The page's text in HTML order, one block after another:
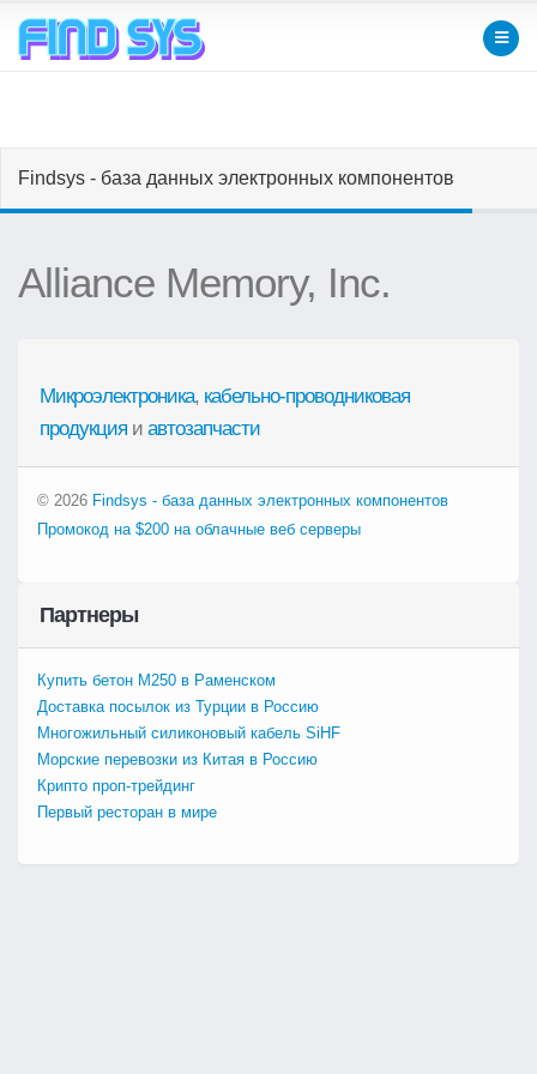
Findsys - база данных электронных компонентов
Alliance Memory, Inc.
Микроэлектроника, кабельно-проводниковая
продукция и автозапчасти
© 2026 Findsys - база данных электронных компонентов
Промокод на $200 на облачные веб серверы
Партнеры
Купить бетон М250 в Раменском
Доставка посылок из Турции в Россию
Многожильный силиконовый кабель SiHF
Морские перевозки из Китая в Россию
Крипто проп-трейдинг
Первый ресторан в мире